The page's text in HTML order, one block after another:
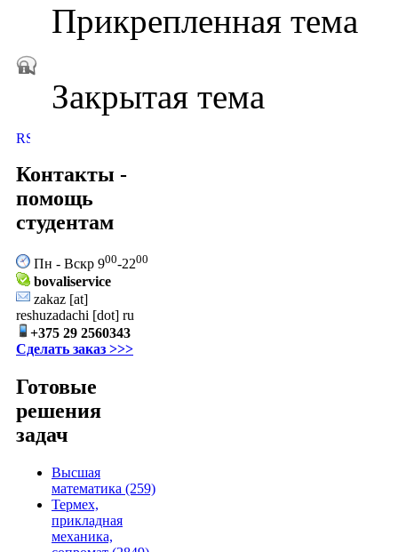
Прикрепленная тема
Закрытая тема
Контакты -
помощь
студентам
Пн - Вскр 900-2200
bovaliservice
zakaz [at]
reshuzadachi [dot] ru
+375 29 2560343
Сделать заказ >>>
Готовые
решения
задач
Высшая
математика (259)
Термех,
прикладная
механика,